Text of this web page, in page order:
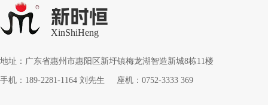
新时恒
XinShiHeng
地址：广东省惠州市惠阳区新圩镇梅龙湖智造新城8栋11楼
手机：189-2281-1164 刘先生 座机：0752-3333 369